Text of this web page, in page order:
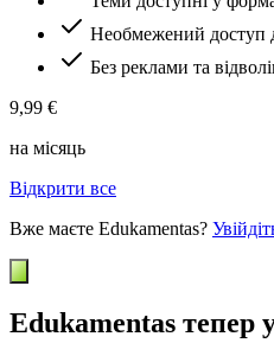
Необмежений доступ
Без реклами та
9,99 €
на місяць
Відкрити все
Вже маєте Edukamentas?
Edukamentas тепер